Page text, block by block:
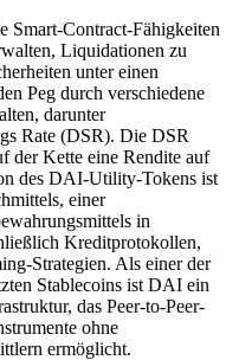
Smart-Contract-Fähigkeiten
Liquidationen zu
unter einen
Peg durch verschiedene
darunter
Rate (DSR). Die DSR
der Kette eine Rendite auf
des DAI-Utility-Tokens ist
einer
in
Kreditprotokollen,
Strategien. Als einer der
Stablecoins ist DAI ein
das Peer-to-Peer-
ohne
ermöglicht.